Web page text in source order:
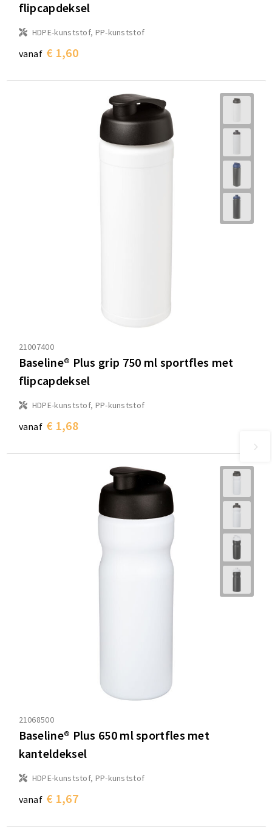
flipcapdeksel
HDPE-kunststof, PP-kunststof
vanaf € 1,60
21007400
Baseline® Plus grip 750 ml sportfles met
flipcapdeksel
HDPE-kunststof, PP-kunststof
vanaf € 1,68
21068500
Baseline® Plus 650 ml sportfles met
kanteldeksel
HDPE-kunststof, PP-kunststof
vanaf € 1,67